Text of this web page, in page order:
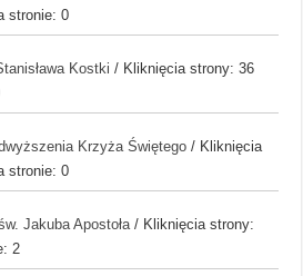
stronie: 0
Kostki / Kliknięcia strony: 36
Krzyża Świętego / Kliknięcia
stronie: 0
Jakuba Apostoła / Kliknięcia strony:
2